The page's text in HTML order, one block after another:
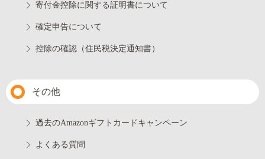
寄付金控除に関する証明書について
確定申告について
控除の確認（住民税決定通知書）
その他
過去のAmazonギフトカードキャンペーン
よくある質問